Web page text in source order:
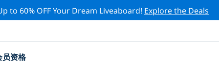
to 60% OFF Your Dream Liveaboard! Explore the Deals
员资格